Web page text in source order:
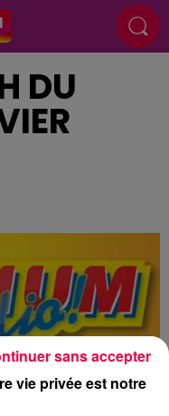
DU
vie privée est notre
sans accepter